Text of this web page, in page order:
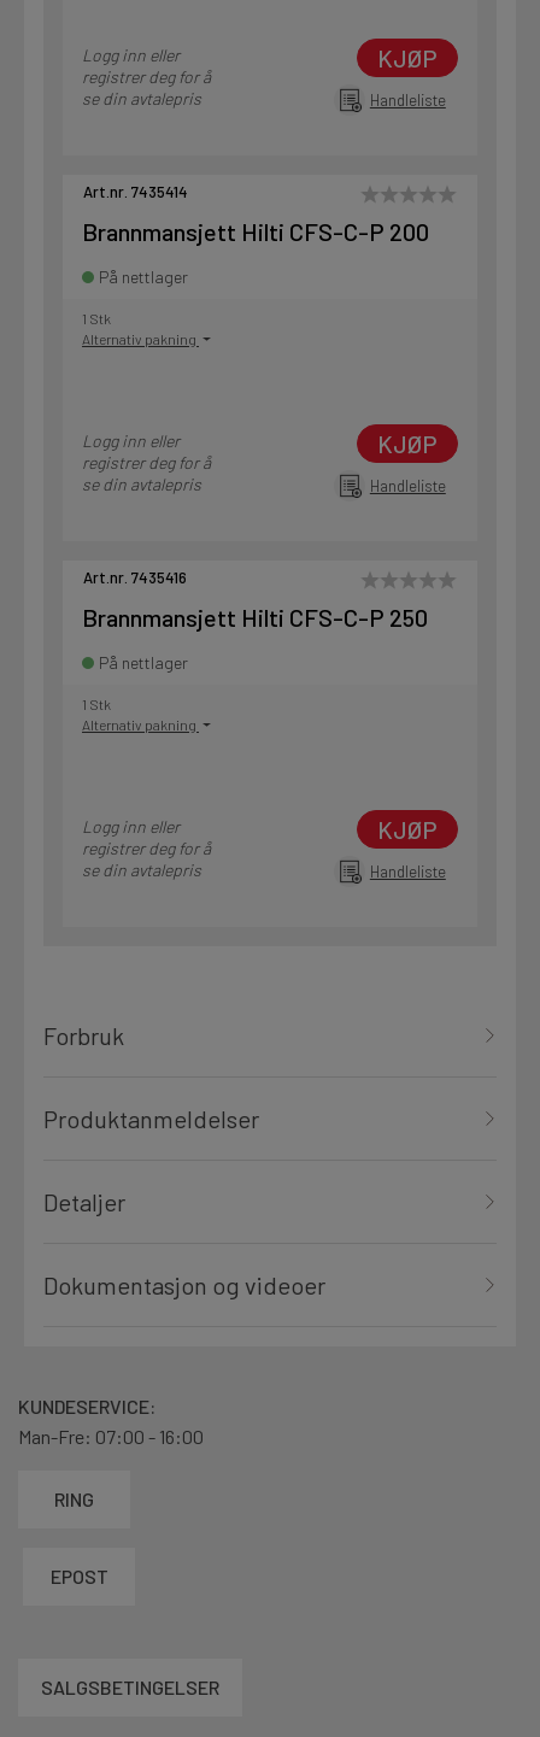
Logg inn eller
registrer deg for å
se din avtalepris
KJØP
Handleliste
Art.nr. 7435414
Brannmansjett Hilti CFS-C-P 200
På nettlager
1 Stk
Alternativ pakning
Logg inn eller
registrer deg for å
se din avtalepris
KJØP
Handleliste
Art.nr. 7435416
Brannmansjett Hilti CFS-C-P 250
På nettlager
1 Stk
Alternativ pakning
Logg inn eller
registrer deg for å
se din avtalepris
KJØP
Handleliste
Forbruk
Produktanmeldelser
Detaljer
Dokumentasjon og videoer
KUNDESERVICE:
Man-Fre: 07:00 - 16:00
RING
EPOST
SALGSBETINGELSER